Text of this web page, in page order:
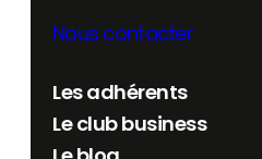
Nous contacter
Les adhérents
Le club business